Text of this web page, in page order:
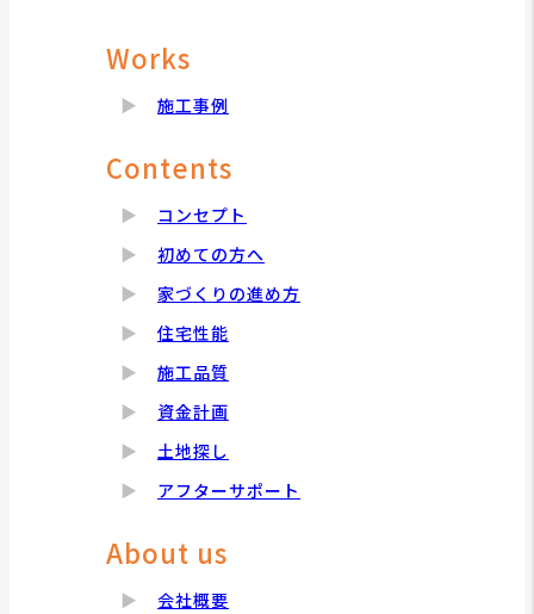
Works
施工事例
Contents
コンセプト
初めての方へ
家づくりの進め方
住宅性能
施工品質
資金計画
土地探し
アフターサポート
About us
会社概要